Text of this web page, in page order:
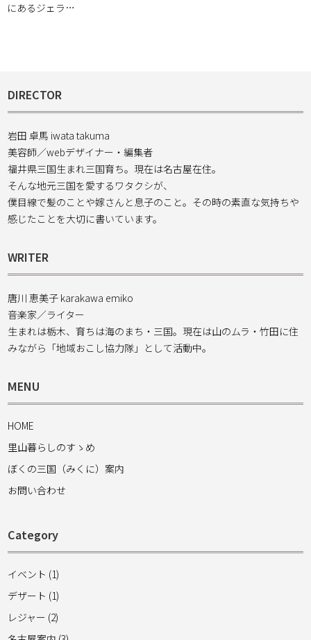
にあるジェラ…
DIRECTOR
岩田 卓馬 iwata takuma
美容師／webデザイナー・編集者
福井県三国生まれ三国育ち。現在は名古屋在住。
そんな地元三国を愛するワタクシが、
僕目線で髪のことや嫁さんと息子のこと。その時の素直な気持ちや
感じたことを大切に書いています。
WRITER
唐川 恵美子 karakawa emiko
音楽家／ライター
生まれは栃木、育ちは海のまち・三国。現在は山のムラ・竹田に住
みながら「地域おこし協力隊」として活動中。
MENU
HOME
里山暮らしのすゝめ
ぼくの三国（みくに）案内
お問い合わせ
Category
イベント (1)
デザート (1)
レジャー (2)